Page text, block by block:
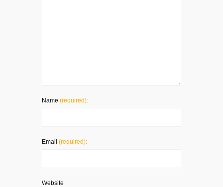
Name (required):
Email (required):
Website